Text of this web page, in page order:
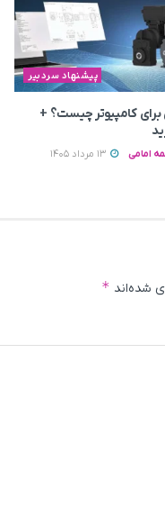
پیشنهاد سردبیر
برای کامپیوتر چیست؟ +
امامی 13 مرداد 1405
شده‌اند *